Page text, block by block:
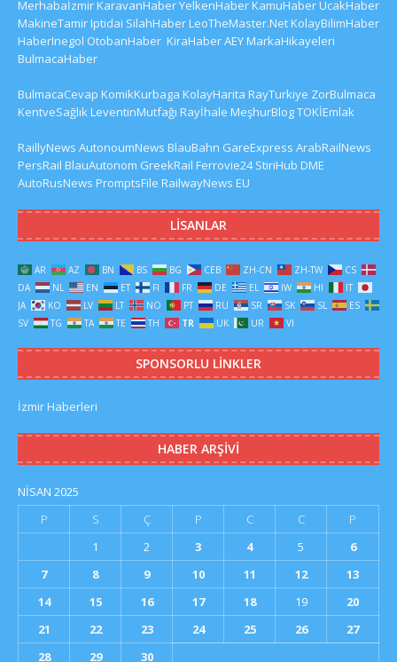
MerhabaİzmirKaravanHaberYelkenHaberKamuHaberUcakHaber
MakineTamirIptidai SilahHaberLeoTheMaster.NetKolayBilimHaber
HaberInegol OtobanHaber KiraHaberAEYMarkaHikayeleri
BulmacaHaber
BulmacaCevap KomikKurbaga KolayHarita RayTurkiye ZorBulmaca
KentveSağlıkLeventinMutfağı Rayİhale MeşhurBlogTOKİEmlak
RaillyNews AutonoumNews BlauBahn GareExpress ArabRailNews
PersRail BlauAutonom GreekRail Ferrovie24 StiriHub DME
AutoRusNews PromptsFile RailwayNews EU
LISANLAR
AR AZ BN BS BG CEB ZH-CN ZH-TW
CS
DA
NL EN ET FI FR DE EL IW HI
IT
JA
KO LV LT NO PT RU SR SK SL
ES
SV
TG TA TE TH TR UK UR VI
SPONSORLU LINKLER
İzmir Haberleri
HABER ARŞIVI
NISAN 2025
P
S Ç P C C
P
1
2 3 4 5
6
7
8 9 10 11 12
13
14
15 16 17 18 19
20
21
22 23 24 25 26
27
28
29 30